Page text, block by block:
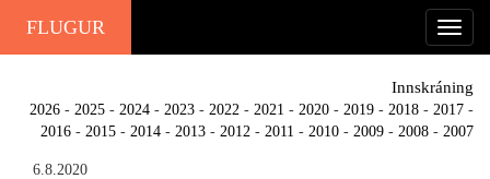
FLUGUR
Innskráning
2026 - 2025 - 2024 - 2023 - 2022 - 2021 - 2020 - 2019 - 2018 - 2017 -
2016 - 2015 - 2014 - 2013 - 2012 - 2011 - 2010 - 2009 - 2008 - 2007
6.8.2020